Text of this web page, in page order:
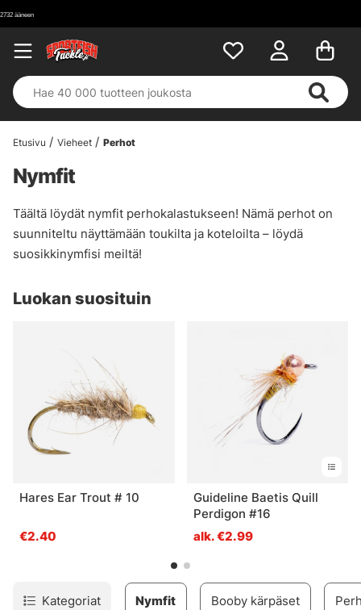
Etusivu Vieheet Perhot
Nymfit
Täältä löydät nymfit perhokalastukseen! Nämä perhot on
suunniteltu näyttämään toukilta ja koteloilta – löydä
suosikkinymfisi meiltä!
Luokan suosituin
Hares Ear Trout # 10
€2.40
Guideline Baetis Quill
Perdigon #16
alk. €2.99
Kategoriat Booby kärpäset
Nymfit